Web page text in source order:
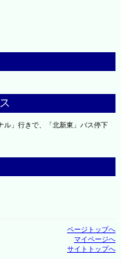
ル」行きで、「北新東」バス停下
ページトップへ
マイページへ
サイトトップへ